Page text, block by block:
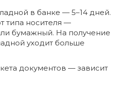
в банке — 5–14 дней.
типа носителя —
бумажный. На получение
уходит больше
документов — зависит